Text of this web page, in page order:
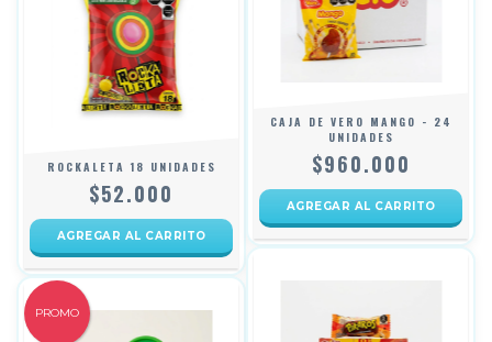
ROCKALETA 18 UNIDADES
$52.000
CAJA DE VERO MANGO - 24
UNIDADES
$960.000
PROMO